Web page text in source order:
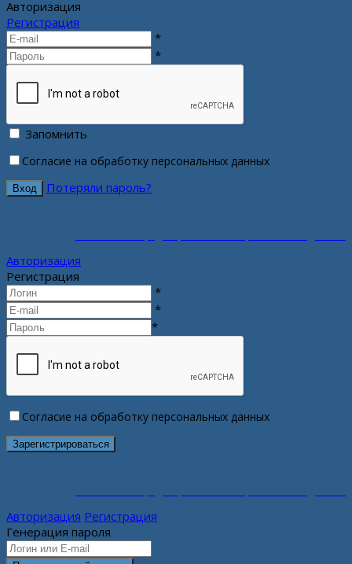
Авторизация
Регистрация
*
*
Запомнить
Согласие на обработку персональных данных
Потеряли пароль?
Авторизация
Регистрация
*
*
*
Согласие на обработку персональных данных
Авторизация Регистрация
Генерация пароля